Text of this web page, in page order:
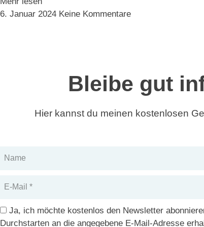
6. Januar 2024 Keine Kommentare
Bleibe gut
Hier kannst du meinen kostenlosen
Name
E-
DSGVO
Ja, ich möchte kostenlos den Newsletter
Durchstarten an die angegebene E-Mail-Adresse